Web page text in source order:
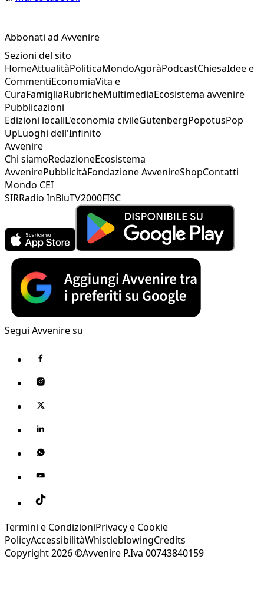
Abbonati ad Avvenire
Sezioni del sito
HomeAttualitàPoliticaMondoAgoràPodcastChiesaIdee e
CommentiEconomiaVita e
CuraFamigliaRubricheMultimediaEcosistema avvenire
Pubblicazioni
Edizioni localiL'economia civileGutenbergPopotusPop
UpLuoghi dell'Infinito
Avvenire
Chi siamoRedazioneEcosistema
AvvenirePubblicitàFondazione AvvenireShopContatti
Mondo CEI
SIRRadio InBluTV2000FISC
Segui Avvenire su
Termini e CondizioniPrivacy e Cookie
PolicyAccessibilitàWhistleblowingCredits
Copyright 2026 ©Avvenire P.Iva 00743840159